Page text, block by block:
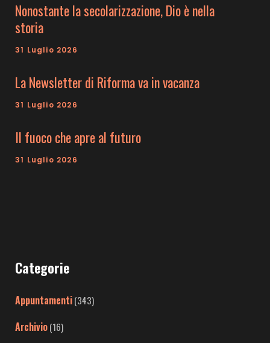
Nonostante la secolarizzazione, Dio è nella
storia
31 Luglio 2026
La Newsletter di Riforma va in vacanza
31 Luglio 2026
Il fuoco che apre al futuro
31 Luglio 2026
Categorie
Appuntamenti(343)
Archivio(16)